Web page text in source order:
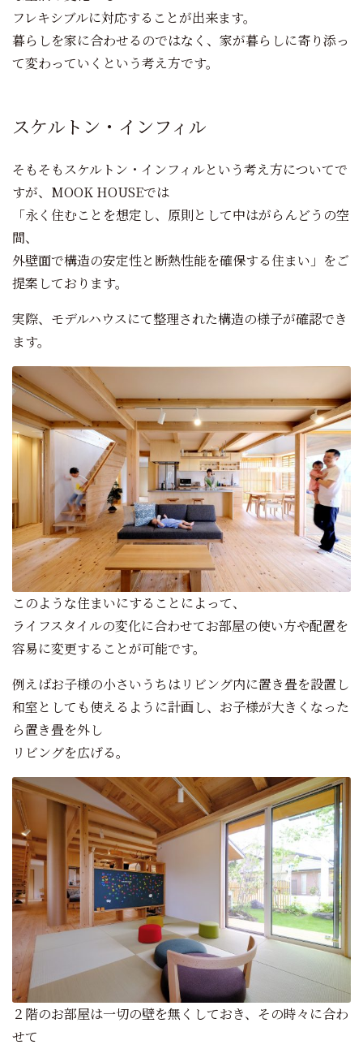
フレキシブルに対応することが出来ます。
暮らしを家に合わせるのではなく、家が暮らしに寄り添っ
て変わっていくという考え方です。
スケルトン・インフィル
そもそもスケルトン・インフィルという考え方についてで
すが、MOOK HOUSEでは
「永く住むことを想定し、原則として中はがらんどうの空
間、
外壁面で構造の安定性と断熱性能を確保する住まい」をご
提案しております。
実際、モデルハウスにて整理された構造の様子が確認でき
ます。
このような住まいにすることによって、
ライフスタイルの変化に合わせてお部屋の使い方や配置を
容易に変更することが可能です。
例えばお子様の小さいうちはリビング内に置き畳を設置し
和室としても使えるように計画し、お子様が大きくなった
ら置き畳を外し
リビングを広げる。
２階のお部屋は一切の壁を無くしておき、その時々に合わ
せて